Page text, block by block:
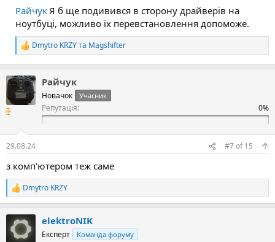
РайчукЯ б ще подивився в сторону драйверів на
ноутбуці, можливо їх перевстановлення допоможе.
Р
к
ц
і
ї
Dmytro KRZYта Magshifter
Райчук
Новачок Учасник
Репутація:
29.08.24 #7of15
з комп'ютером теж саме
Р
е
к
ц
Dmytro KRZY
elektroNIK
Експерт Команда форуму